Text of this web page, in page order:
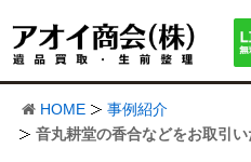
HOME
事例紹介
音丸耕堂の香合などをお取引い